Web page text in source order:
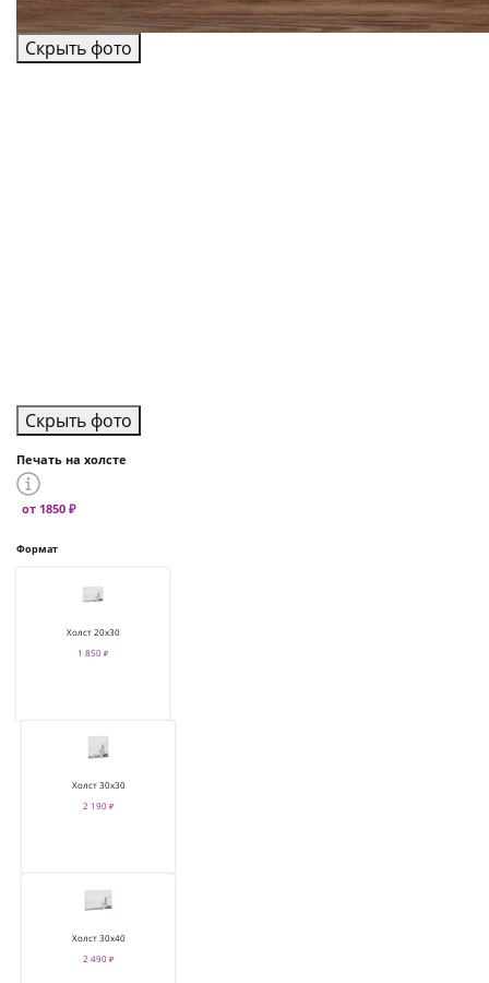
Скрыть фото
Скрыть фото
Печать на холсте
от 1850 ₽
Формат
Холст 20х30
1 850 ₽
Холст 30х30
2 190 ₽
Холст 30х40
2 490 ₽